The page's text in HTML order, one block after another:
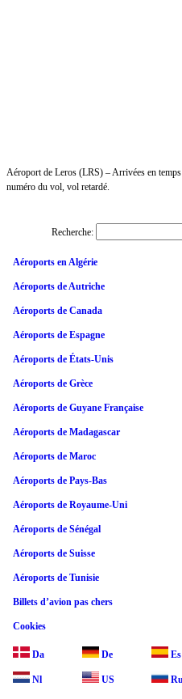
Aéroport de Leros (LRS) – Arrivées en
numéro du vol, vol retardé.
Recherche:
Aéroports en Algérie
Aéroports de Autriche
Aéroports de Canada
Aéroports de Espagne
Aéroports de États-Unis
Aéroports de Grèce
Aéroports de Guyane Française
Aéroports de Madagascar
Aéroports de Maroc
Aéroports de Pays-Bas
Aéroports de Royaume-Uni
Aéroports de Sénégal
Aéroports de Suisse
Aéroports de Tunisie
Billets d’avion pas chers
Cookies
Da De Es
Nl US Ru